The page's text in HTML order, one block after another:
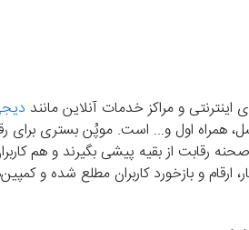
و مراکز خدمات آنلاین مانند
همراه اول و... است. موپُن بستری
از بقیه پیشی بگیرند و هم
ارقام و بازخورد کاربران مطلع شده و